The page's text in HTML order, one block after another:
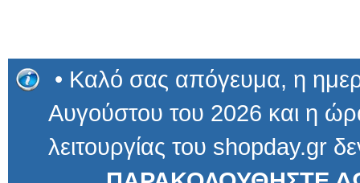
• Καλό σας απόγευμα, η
Αυγούστου του 2026 και η
λειτουργίας του shopday.gr